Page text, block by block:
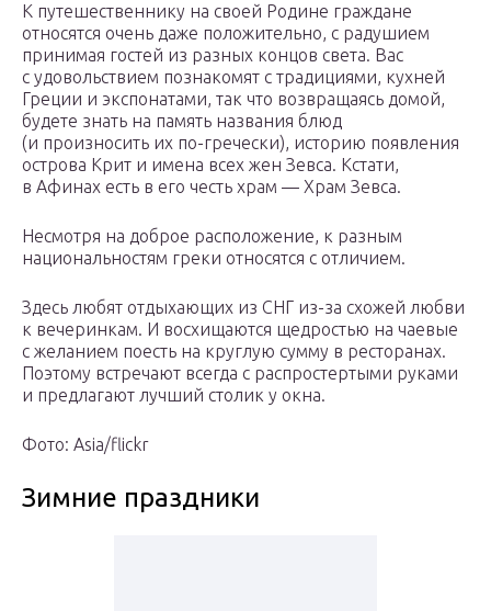
К путешественнику на своей Родине граждане
относятся очень даже положительно, с радушием
принимая гостей из разных концов света. Вас
с удовольствием познакомят с традициями, кухней
Греции и экспонатами, так что возвращаясь домой,
будете знать на память названия блюд
(и произносить их по-гречески), историю появления
острова Крит и имена всех жен Зевса. Кстати,
в Афинах есть в его честь храм — Храм Зевса.
Несмотря на доброе расположение, к разным
национальностям греки относятся с отличием.
Здесь любят отдыхающих из СНГ из-за схожей любви
к вечеринкам. И восхищаются щедростью на чаевые
с желанием поесть на круглую сумму в ресторанах.
Поэтому встречают всегда с распростертыми руками
и предлагают лучший столик у окна.
Фото: Asia/flickr
Зимние праздники